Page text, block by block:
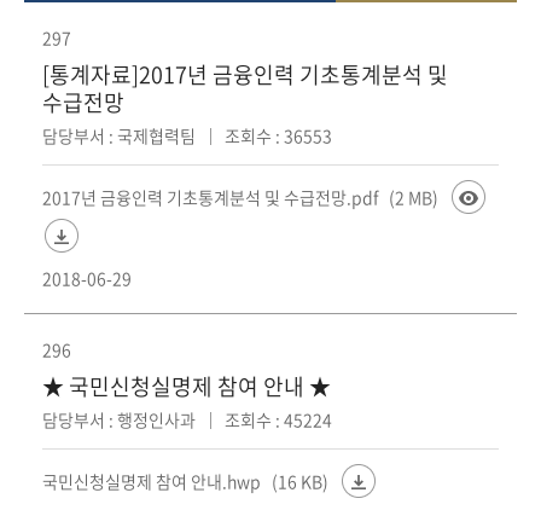
적
금
원
297
[통계자료]2017년 금융인력 기초통계분석 및
수급전망
담당부서 : 국제협력팀 조회수 : 36553
2017년 금융인력 기초통계분석 및 수급전망.pdf (2 MB)
2018-06-29
296
★ 국민신청실명제 참여 안내 ★
담당부서 : 행정인사과 조회수 : 45224
국민신청실명제 참여 안내.hwp (16 KB)